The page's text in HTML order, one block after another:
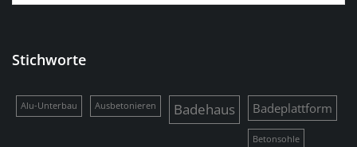
Stichworte
Alu-Unterbau Ausbetonieren Badehaus Badeplattform
Betonsohle